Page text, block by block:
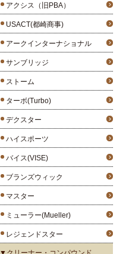
アクシス（旧PBA）
USACT(都崎商事)
アークインターナショナル
サンブリッジ
ストーム
ターボ(Turbo)
デクスター
ハイスポーツ
バイス(VISE)
ブランズウィック
マスター
ミューラー(Mueller)
レジェンドスター